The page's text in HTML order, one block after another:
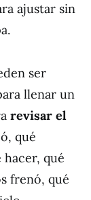
ajustar sin
ser
llenar un
revisar el
qué
qué
frenó, qué